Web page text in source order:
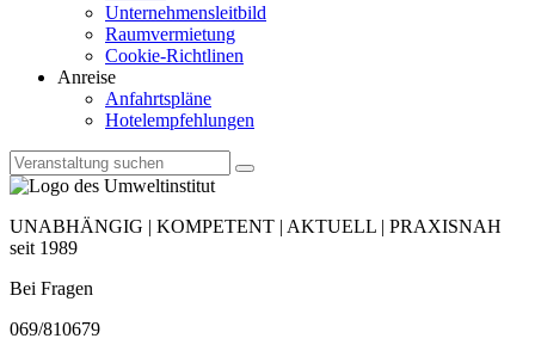
Unternehmensleitbild
Raumvermietung
Cookie-Richtlinen
Anreise
Anfahrtspläne
Hotelempfehlungen
UNABHÄNGIG | KOMPETENT | AKTUELL | PRAXISNAH
seit 1989
Bei Fragen
069/810679